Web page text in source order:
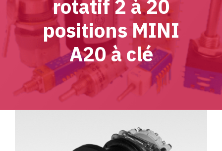
rotatif 2 à 20
positions MINI
A20 à clé